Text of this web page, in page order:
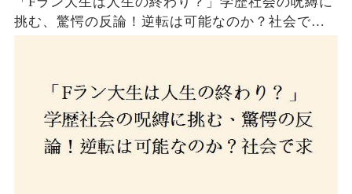
挑む、驚愕の反論！逆転は可能なのか？社会で求